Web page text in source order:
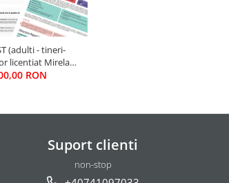
(adulti - tineri-
licentiat Mirela
RON
Suport clienti
non-stop